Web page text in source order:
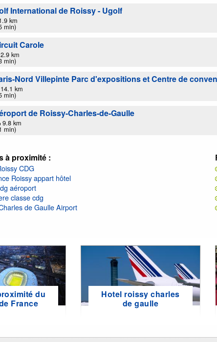
International de Roissy - Ugolf
km
min)
Carole
2.9 km
min)
Nord Villepinte Parc d'expositions et Centre de
14.1 km
min)
de Roissy-Charles-de-Gaulle
9.8 km
min)
à proximité :
CDG
Roissy appart hôtel
aéroport
classe cdg
de Gaulle Airport
du
France
Hotel roissy charles
de gaulle